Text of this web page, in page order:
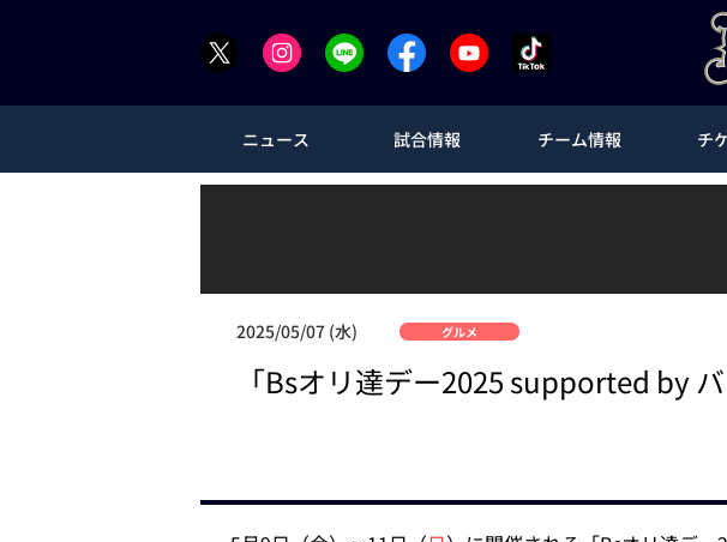
ニュース 試合情報 チーム情報 チ
2025/05/07 (水) グルメ
「Bsオリ達デー2025 supported by